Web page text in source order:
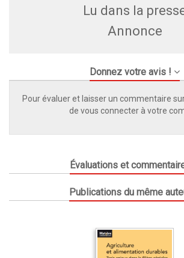
Lu dans la
Annonce
Donnez votre avis !
Pour évaluer et laisser un commentaire
de vous connecter à votre
Évaluations et
Publications du même